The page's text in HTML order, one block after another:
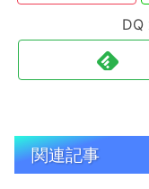
DQ
関連記事